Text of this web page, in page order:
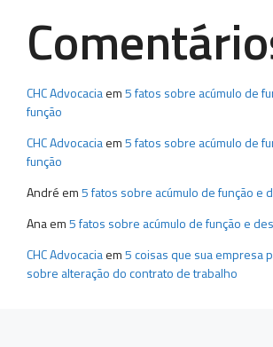
CHC Advocaciaem5 fatos sobre acúmulo de
função
CHC Advocaciaem5 fatos sobre acúmulo de
função
André em5 fatos sobre acúmulo de função e
Anaem5 fatos sobre acúmulo de função e
CHC Advocaciaem5 coisas que sua empresa
sobre alteração do contrato de trabalho